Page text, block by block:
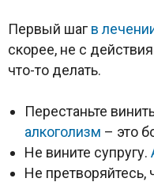
Первый шаг в
скорее, не с
что-то делать.
Перестаньте
алкоголизм – это
Не вините супругу.
Не претворяйтесь,